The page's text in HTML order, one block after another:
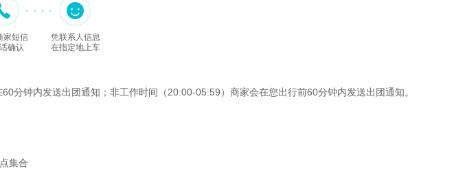
家短信
确认
凭联系人信息
在指定地上车
钟内发送出团通知；非工作时间（20:00-05:59）商家会在您出行前60分钟内发送出团通知。
集合